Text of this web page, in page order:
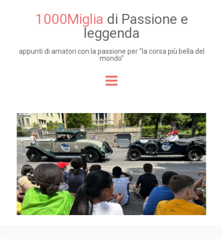
1000Miglia di Passione e
leggenda
appunti di amatori con la passione per "la corsa più bella del
mondo"